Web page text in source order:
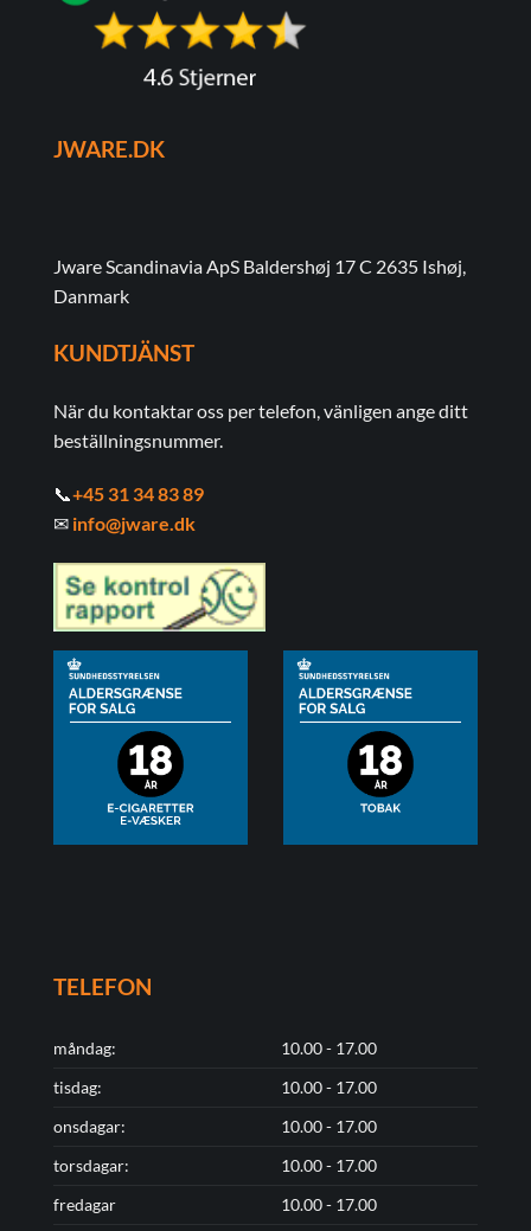
JWARE.DK
Jware Scandinavia ApS Baldershøj 17 C 2635 Ishøj,
Danmark
KUNDTJÄNST
När du kontaktar oss per telefon, vänligen ange ditt
beställningsnummer.
📞+45 31 34 83 89
✉ info@jware.dk
TELEFON
måndag:
10.00 - 17.00
tisdag:
10.00 - 17.00
onsdagar:
10.00 - 17.00
torsdagar:
10.00 - 17.00
fredagar
10.00 - 17.00